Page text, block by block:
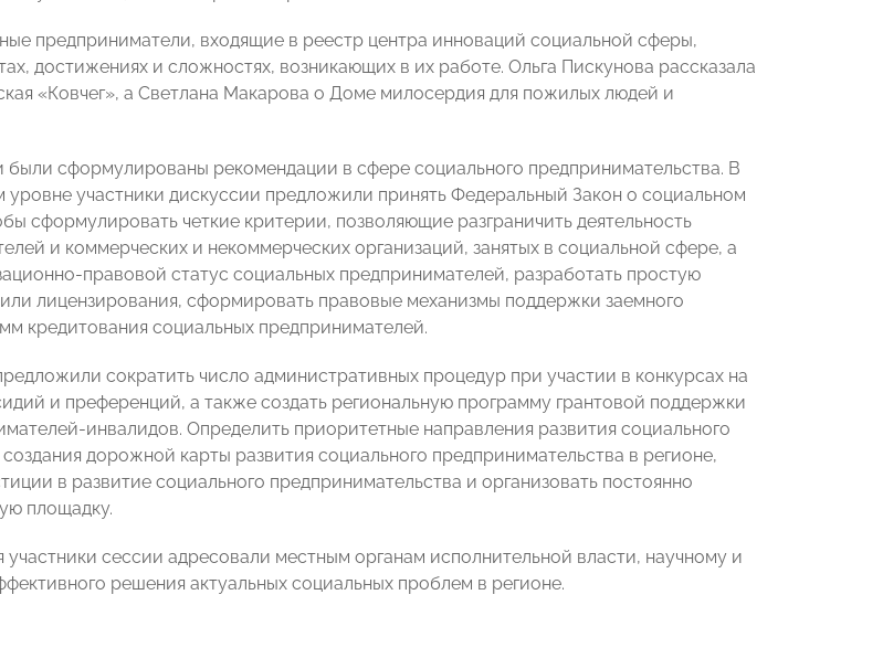
предприниматели, входящие в реестр центра инноваций социальной сферы,
достижениях и сложностях, возникающих в их работе. Ольга Пискунова рассказала
«Ковчег», а Светлана Макарова о Доме милосердия для пожилых людей и
были сформулированы рекомендации в сфере социального предпринимательства. В
уровне участники дискуссии предложили принять Федеральный Закон о социальном
сформулировать четкие критерии, позволяющие разграничить деятельность
и коммерческих и некоммерческих организаций, занятых в социальной сфере, а
правовой статус социальных предпринимателей, разработать простую
лицензирования, сформировать правовые механизмы поддержки заемного
кредитования социальных предпринимателей.
сократить число административных процедур при участии в конкурсах на
и преференций, а также создать региональную программу грантовой поддержки
инвалидов. Определить приоритетные направления развития социального
дорожной карты развития социального предпринимательства в регионе,
в развитие социального предпринимательства и организовать постоянно
площадку.
сессии адресовали местным органам исполнительной власти, научному и
решения актуальных социальных проблем в регионе.